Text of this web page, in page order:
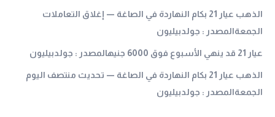
الذهب عيار 21 بكام النهاردة في الصاغة — إغلاق التعاملات
الجمعةالمصدر : جولدبيليون
عيار 21 قد ينهي الأسبوع فوق 6000 جنيهالمصدر : جولدبيليون
الذهب عيار 21 بكام النهاردة في الصاغة — تحديث منتصف اليوم
الجمعةالمصدر : جولدبيليون